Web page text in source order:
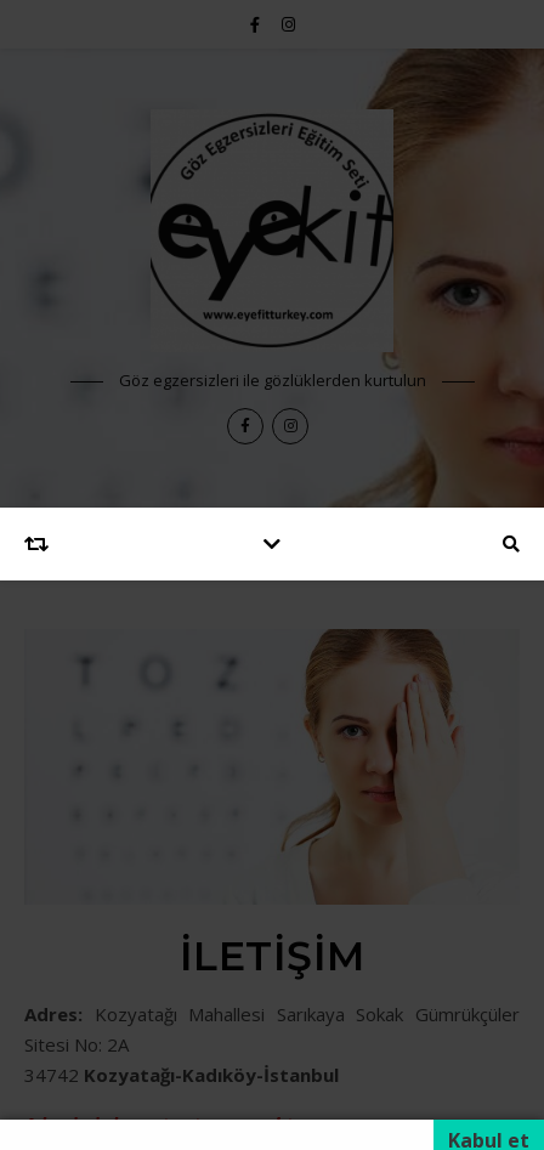
Göz egzersizleri ile gözlüklerden kurtulun
İLETIŞIM
Adres: Kozyatağı Mahallesi Sarıkaya Sokak Gümrükçüler
Sitesi No: 2A
34742 Kozyatağı-Kadıköy-İstanbul
Adresimizden set satışımız yoktur.